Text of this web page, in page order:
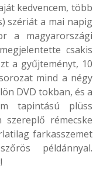
kedvencem, több
szériát a mai napig
a magyarországi
csakis
a gyűjteményt, 10
mind a négy
DVD tokban, és a
tapintású plüss
rémecske
farkasszemet
példánnyal.